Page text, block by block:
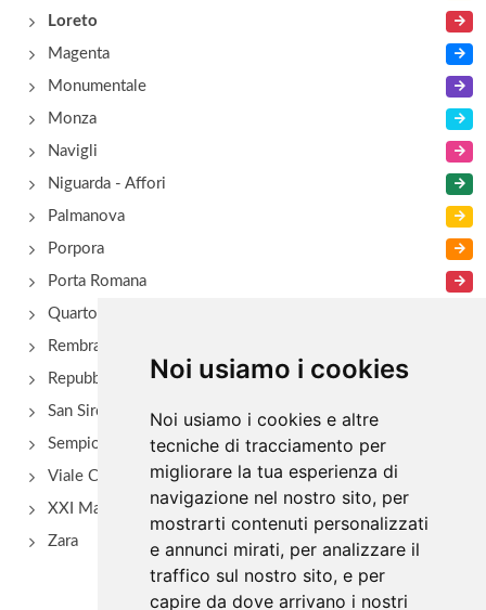
Noi usiamo i cookies
Noi usiamo i cookies e altre
tecniche di tracciamento per
migliorare la tua esperienza di
navigazione nel nostro sito, per
mostrarti contenuti personalizzati
e annunci mirati, per analizzare il
traffico sul nostro sito, e per
capire da dove arrivano i nostri
Loreto
Magenta
Monumentale
Monza
Navigli
Niguarda - Affori
Palmanova
Porpora
Porta Romana
Quarto Oggiaro
Rembrant
Repubblica
San Siro - Via Novara
Sempione
Viale Certosa
XXI Marzo
Zara